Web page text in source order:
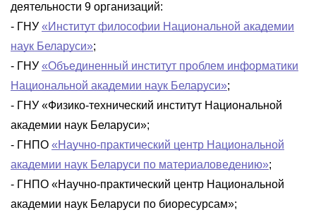
деятельности 9 организаций:
- ГНУ «Институт философии Национальной академии
наук Беларуси»;
- ГНУ «Объединенный институт проблем информатики
Национальной академии наук Беларуси»;
- ГНУ «Физико-технический институт Национальной
академии наук Беларуси»;
- ГНПО «Научно-практический центр Национальной
академии наук Беларуси по материаловедению»;
- ГНПО «Научно-практический центр Национальной
академии наук Беларуси по биоресурсам»;